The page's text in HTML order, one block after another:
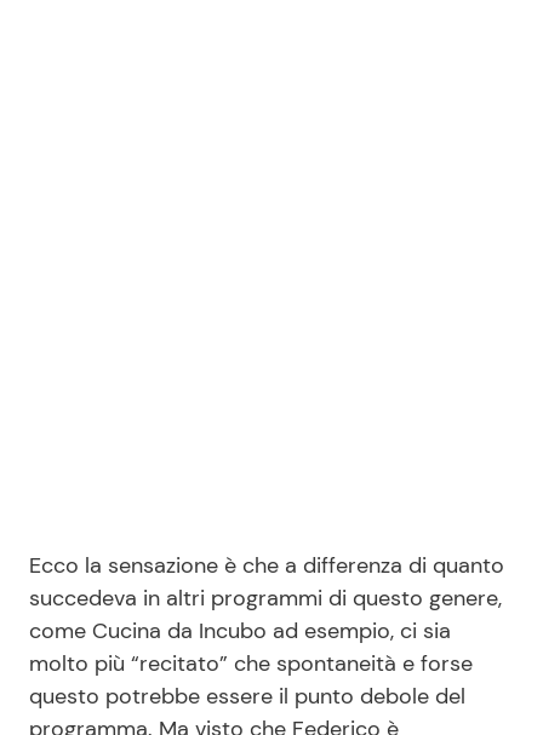
Ecco la sensazione è che a differenza di quanto
succedeva in altri programmi di questo genere,
come Cucina da Incubo ad esempio, ci sia
molto più “recitato” che spontaneità e forse
questo potrebbe essere il punto debole del
programma. Ma visto che Federico è